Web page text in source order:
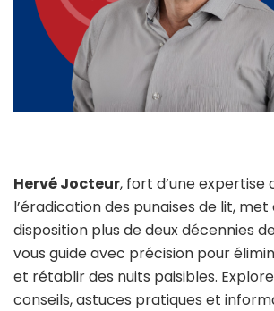
Hervé Jocteur, fort d’une expertise
l’éradication des punaises de lit,
disposition plus de deux décennies
vous guide avec précision pour
et rétablir des nuits paisibles.
conseils, astuces pratiques et